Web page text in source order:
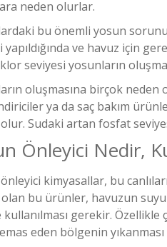
neden olurlar.
bu önemli yosun
yapıldığında ve havuz için
seviyesi yosunların
oluşmasına birçok
ya da saç bakım
Sudaki artan fosfat
Önleyici Nedir,
kimyasallar, bu
bu ürünler, havuzun
kullanılması gerekir.
eden bölgenin